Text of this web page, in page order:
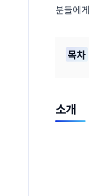
분들에
목차
소개